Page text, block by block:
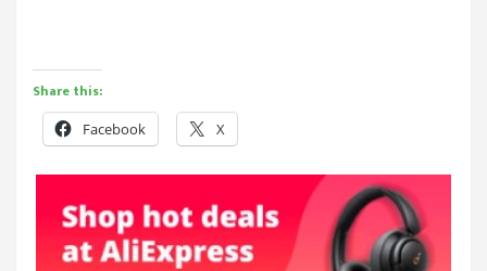
Share this:
Facebook X